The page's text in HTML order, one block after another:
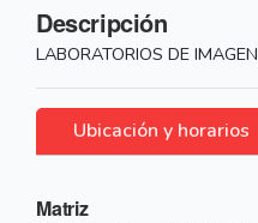
Descripción
LABORATORIOS DE IMAGEN
Ubicación y horarios
Matriz